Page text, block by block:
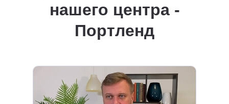
нашего центра -
Портленд